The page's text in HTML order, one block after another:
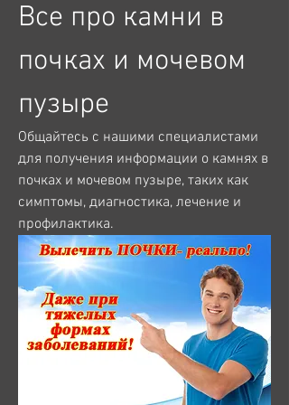
Все про камни в
почках и мочевом
пузыре
Общайтесь с нашими специалистами
для получения информации о камнях в
почках и мочевом пузыре, таких как
симптомы, диагностика, лечение и
профилактика.